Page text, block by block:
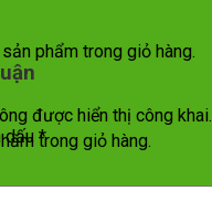
phẩm trong giỏ hàng.
trong giỏ hàng.
được hiển thị công khai.
dấu *